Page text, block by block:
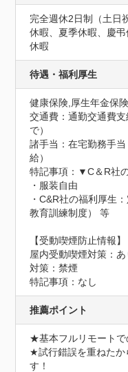
完全週休2日制（土日
休暇、夏季休暇、慶
休暇
待遇・福利厚生
健康保険,厚生年金保
交通費：通勤交通費
で）
諸手当：在宅勤務手
給）
特記事項：▼C＆R社
・服装自由
・C&R社の福利厚生
教育訓練制度） 等
【受動喫煙防止情報】
屋内受動喫煙対策：あ
対策：禁煙
特記事項：なし
推薦ポイント
★基本フルリモートで
★試行錯誤を重ねたか
す！